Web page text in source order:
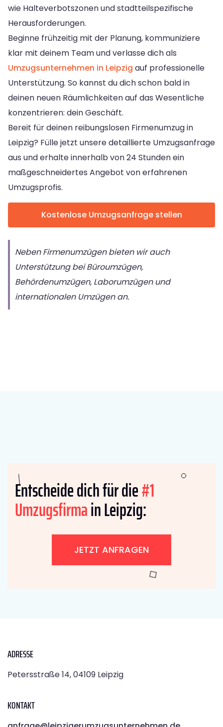
wie Halteverbotszonen und stadtteilspezifische
Herausforderungen.
Beginne frühzeitig mit der Planung, kommuniziere
klar mit deinem Team und verlasse dich als
Umzugsunternehmen in Leipzig auf professionelle
Unterstützung. So kannst du dich schon bald in
deinen neuen Räumlichkeiten auf das Wesentliche
konzentrieren: dein Geschäft.
Bereit für deinen reibungslosen Firmenumzug in
Leipzig? Fülle jetzt unsere detaillierte Umzugsanfrage
aus und erhalte innerhalb von 24 Stunden ein
maßgeschneidertes Angebot von erfahrenen
Umzugsprofis.
Kostenlose Umzugsanfrage stellen
Neben Firmenumzügen bieten wir auch
Unterstützung bei Büroumzügen,
Behördenumzügen, Laborumzügen und
internationalen Umzügen an.
Entscheide dich für die#1
Umzugsfirmain Leipzig:
JETZT ANFRAGEN
ADRESSE
Petersstraße 14, 04109 Leipzig
KONTAKT